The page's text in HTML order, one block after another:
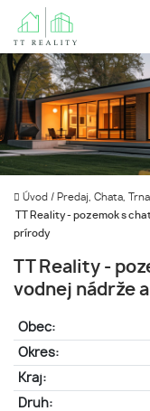
Úvod / Predaj, Chata,
TT Reality - pozemok s
prírody
TT Reality -
vodnej nádrže
Obec:
Okres:
Kraj:
Druh: